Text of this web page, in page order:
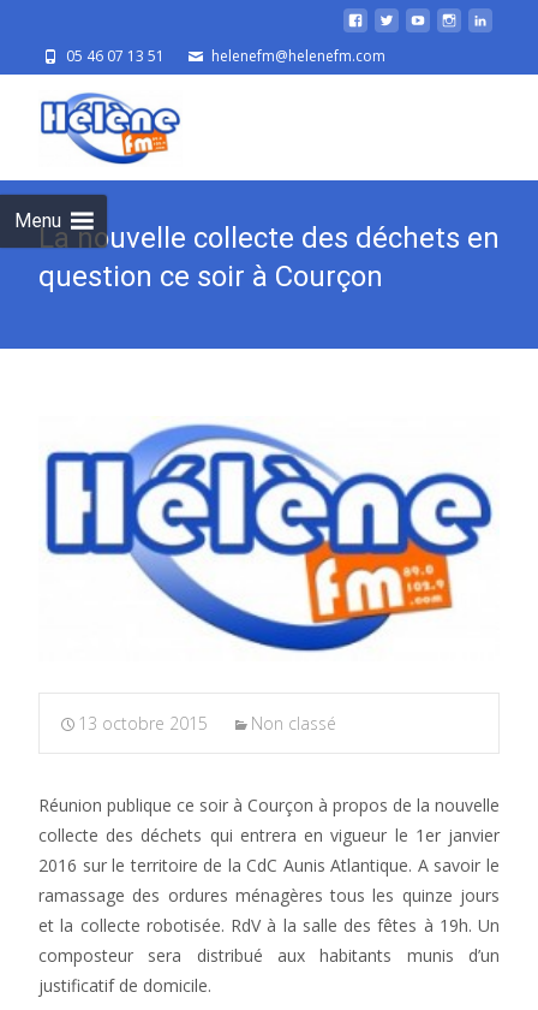
05 46 07 13 51 helenefm@helenefm.com
Menu
La nouvelle collecte des déchets en
question ce soir à Courçon
13 octobre 2015 Non classé
Réunion publique ce soir à Courçon à propos de la nouvelle
collecte des déchets qui entrera en vigueur le 1er janvier
2016 sur le territoire de la CdC Aunis Atlantique. A savoir le
ramassage des ordures ménagères tous les quinze jours
et la collecte robotisée. RdV à la salle des fêtes à 19h. Un
composteur sera distribué aux habitants munis d’un
justificatif de domicile.